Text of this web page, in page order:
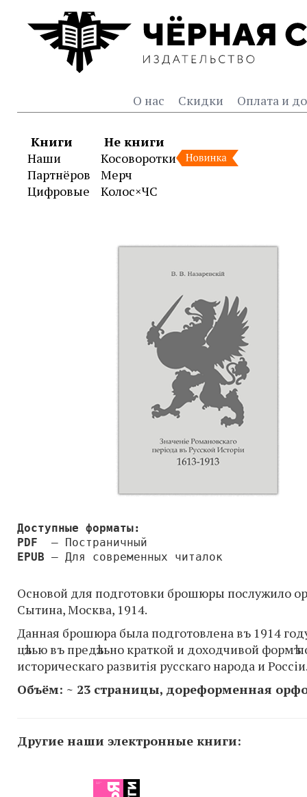
О нас Скидки Оплата и
Книги
Наши
Партнёров
Цифровые
Не книги
Косоворотки
Мерч
Колос×ЧС
Доступные форматы:
PDF
EPUB
— Постраничный
— Для современных читалок
Основой для подготовки брошюры послужило
Сытина, Москва, 1914.
Данная брошюра была подготовлена въ 1914
цѣлью въ предѣльно краткой и доходчивой
историческаго развитiя русскаго народа и
Объём: ~ 23 страницы, дореформенная
Другие наши электронные книги: